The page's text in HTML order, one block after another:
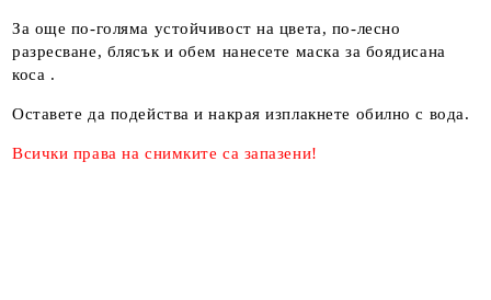
За още по-голяма устойчивост на цвета, по-лесно
разресване, блясък и обем нанесете маска за боядисана
коса .
Оставете да подейства и накрая изплакнете обилно с вода.
Всички права на снимките са запазени!